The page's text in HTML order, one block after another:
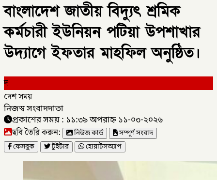
বাংলাদেশ জাতীয় বিদ্যুৎ শ্রমিক
কর্মচারী ইউনিয়ন পটিয়া উপশাখার
উদ্যাগে ইফতার মাহফিল অনুষ্ঠিত।
দ
দেশ সময়
নিজস্ব সংবাদদাতা
প্রকাশের সময় : ১১:৩৯ অপরাহ্ন ১১-০৩-২০২৬
ছবি তৈরি করুন: নিউজ কার্ড
সম্পূর্ণ সংবাদ
ফেসবুক
টুইটার হোয়াটসঅ্যাপ